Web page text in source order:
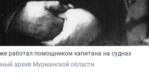
работал помощником капитана на суднах
архив Мурманской области